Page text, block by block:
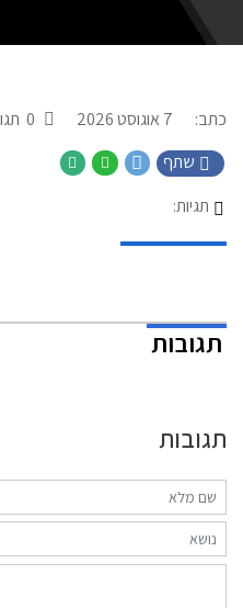
כתב: 7 אוגוסט 2026
שתף
תגיות:
תגובות
תגובות